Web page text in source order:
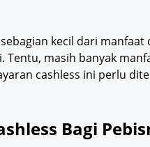
kecil dari manfaat
masih banyak
cashless ini perlu
Bagi